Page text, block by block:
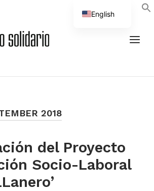
2018
del Proyecto
Socio-Laboral
English